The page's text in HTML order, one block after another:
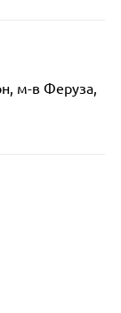
м-в Феруза,